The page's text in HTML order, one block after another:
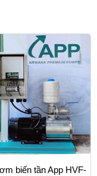
biến tần App HVF-